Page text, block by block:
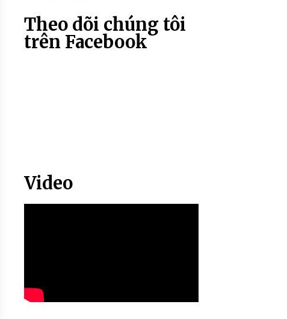
Theo dõi chúng tôi
trên Facebook
Video